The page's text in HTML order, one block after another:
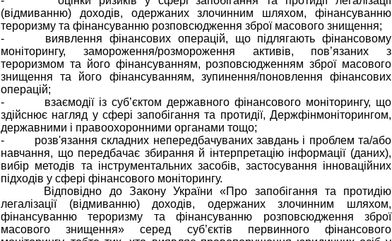
(відмиванню) доходів, одержаних злочинним шляхом, фінансуванню
тероризму та фінансуванню розповсюдження зброї масового знищення;
- виявлення фінансових операцій, що підлягають фінансовому
моніторингу, замороження/розмороження активів, пов’язаних з
тероризмом та його фінансуванням, розповсюдженням зброї масового
знищення та його фінансуванням, зупинення/поновлення фінансових
операцій;
- взаємодії із суб’єктом державного фінансового моніторингу, що
здійснює нагляд у сфері запобігання та протидії, Держфінмоніторингом,
державними і правоохоронними органами тощо;
- розв'язання складних непередбачуваних завдань і проблем та/або
навчання, що передбачає збирання й інтерпретацію інформації (даних),
вибір методів та інструментальних засобів, застосування інноваційних
підходів у сфері фінансового моніторингу.
Відповідно до Закону України «Про запобігання та протидію
легалізації (відмиванню) доходів, одержаних злочинним шляхом,
фінансуванню тероризму та фінансуванню розповсюдження зброї
масового знищення» серед суб’єктів первинного фінансового